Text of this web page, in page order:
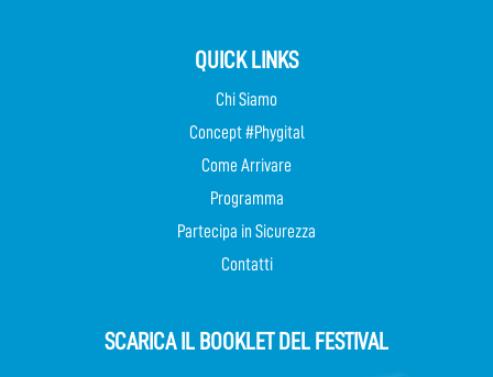
QUICK LINKS
Chi Siamo
Concept #Phygital
Come Arrivare
Programma
Partecipa in Sicurezza
Contatti
SCARICA IL BOOKLET DEL FESTIVAL